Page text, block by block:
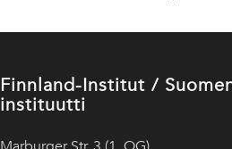
Finnland-Institut /
instituutti